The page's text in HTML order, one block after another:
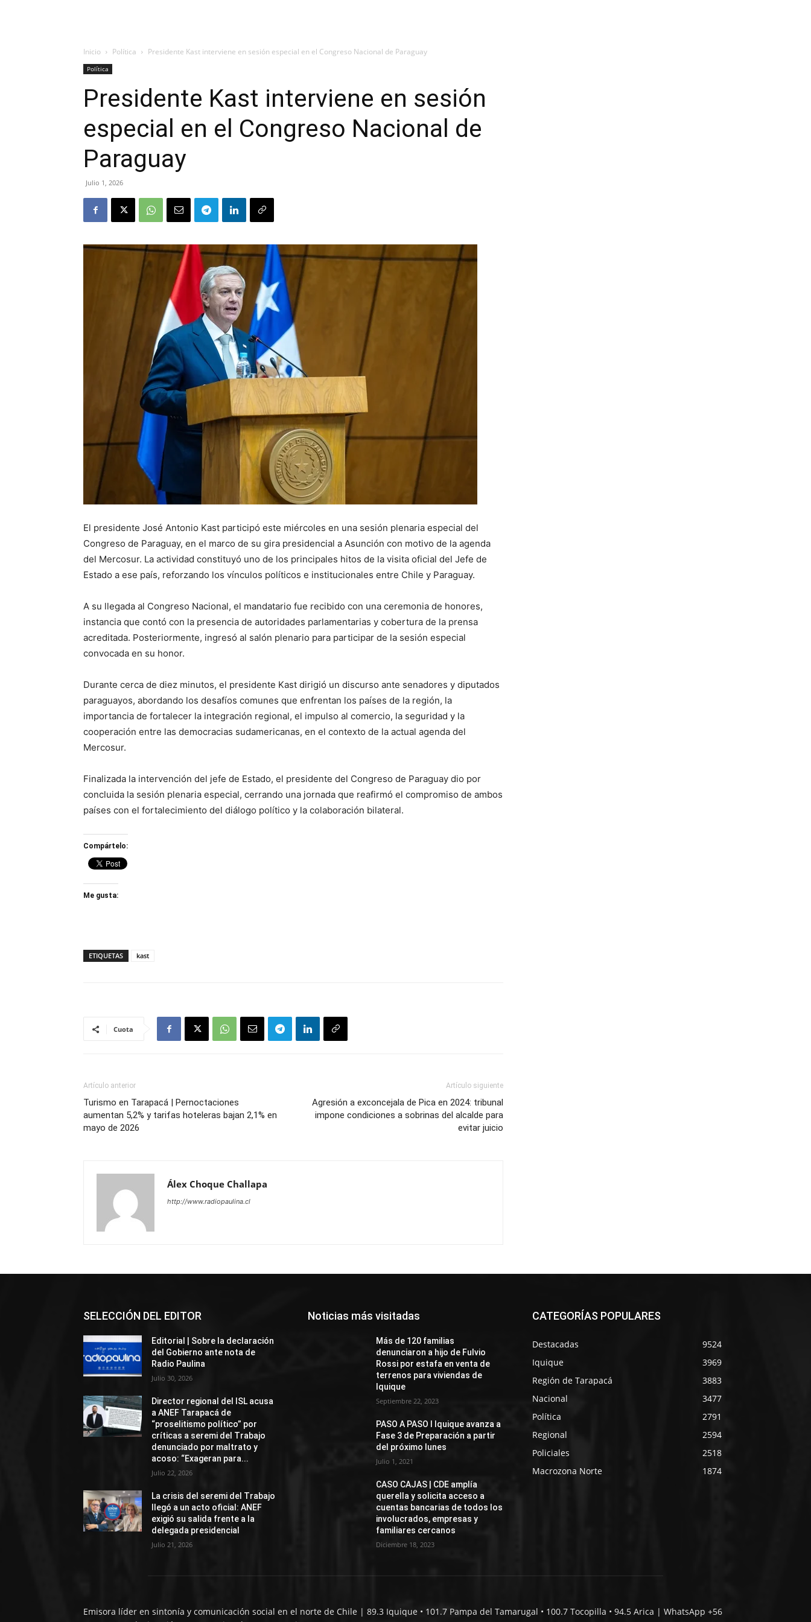
Inicio Política Presidente Kast interviene en sesión especial en el Congreso Nacional de Paraguay
Política
Presidente Kast interviene en sesión
especial en el Congreso Nacional de
Paraguay
Julio 1, 2026
El presidente José Antonio Kast participó este miércoles en una sesión plenaria especial del
Congreso de Paraguay, en el marco de su gira presidencial a Asunción con motivo de la agenda
del Mercosur. La actividad constituyó uno de los principales hitos de la visita oficial del Jefe de
Estado a ese país, reforzando los vínculos políticos e institucionales entre Chile y Paraguay.
A su llegada al Congreso Nacional, el mandatario fue recibido con una ceremonia de honores,
instancia que contó con la presencia de autoridades parlamentarias y cobertura de la prensa
acreditada. Posteriormente, ingresó al salón plenario para participar de la sesión especial
convocada en su honor.
Durante cerca de diez minutos, el presidente Kast dirigió un discurso ante senadores y diputados
paraguayos, abordando los desafíos comunes que enfrentan los países de la región, la
importancia de fortalecer la integración regional, el impulso al comercio, la seguridad y la
cooperación entre las democracias sudamericanas, en el contexto de la actual agenda del
Mercosur.
Finalizada la intervención del jefe de Estado, el presidente del Congreso de Paraguay dio por
concluida la sesión plenaria especial, cerrando una jornada que reafirmó el compromiso de ambos
países con el fortalecimiento del diálogo político y la colaboración bilateral.
Compártelo:
Me gusta:
ETIQUETAS kast
Cuota
Artículo anterior
Turismo en Tarapacá | Pernoctaciones
aumentan 5,2% y tarifas hoteleras bajan 2,1% en
mayo de 2026
Artículo siguiente
Agresión a exconcejala de Pica en 2024: tribunal
impone condiciones a sobrinas del alcalde para
evitar juicio
Álex Choque Challapa
http://www.radiopaulina.cl
SELECCIÓN DEL EDITOR
Editorial | Sobre la declaración
del Gobierno ante nota de
Radio Paulina
Julio 30, 2026
Director regional del ISL acusa
a ANEF Tarapacá de
“proselitismo político” por
críticas a seremi del Trabajo
denunciado por maltrato y
acoso: “Exageran para...
Julio 22, 2026
La crisis del seremi del Trabajo
llegó a un acto oficial: ANEF
exigió su salida frente a la
delegada presidencial
Julio 21, 2026
Noticias más visitadas
Más de 120 familias
denunciaron a hijo de Fulvio
Rossi por estafa en venta de
terrenos para viviendas de
Iquique
Septiembre 22, 2023
PASO A PASO I Iquique avanza a
Fase 3 de Preparación a partir
del próximo lunes
Julio 1, 2021
CASO CAJAS | CDE amplía
querella y solicita acceso a
cuentas bancarias de todos los
involucrados, empresas y
familiares cercanos
Diciembre 18, 2023
CATEGORÍAS POPULARES
Destacadas
9524
Iquique
3969
Región de Tarapacá
3883
Nacional
3477
Política
2791
Regional
2594
Policiales
2518
Macrozona Norte
1874
Emisora líder en sintonía y comunicación social en el norte de Chile | 89.3 Iquique • 101.7 Pampa del Tamarugal • 100.7 Tocopilla • 94.5 Arica | WhatsApp +56